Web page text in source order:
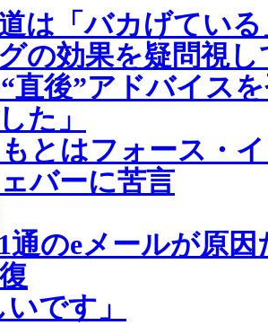
は「バカげている
の効果を疑問視し
直後”アドバイス
た」
とはフォース・
バーに苦言
のeメールが原因
です」